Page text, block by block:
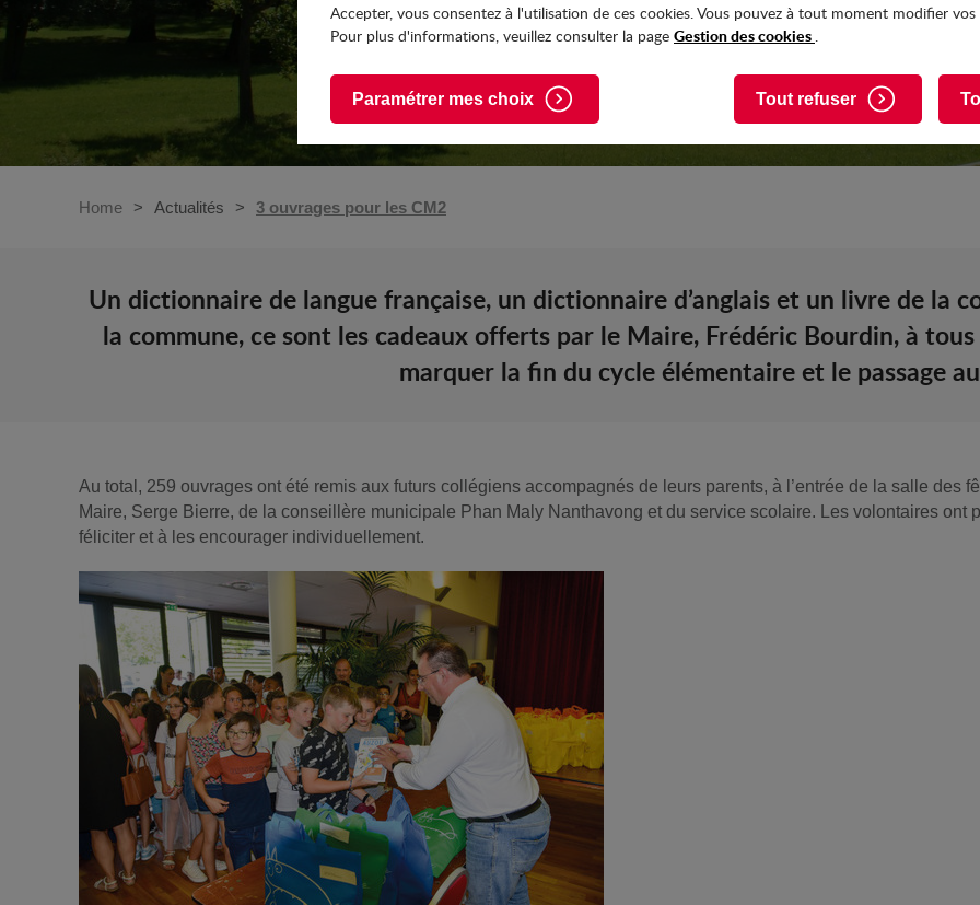
Accepter, vous consentez à l'utilisation de ces cookies. Vous pouvez à tout moment modifier vos
Pour plus d'informations, veuillez consulter la page Gestion des cookies .
Paramétrer mes choix Tout refuser
Home Actualités 3 ouvrages pour les CM2
Un dictionnaire de langue française, un dictionnaire d’anglais et un livre de la
la commune, ce sont les cadeaux offerts par le Maire, Frédéric Bourdin, à
marquer la fin du cycle élémentaire et le passage
Au total, 259 ouvrages ont été remis aux futurs collégiens accompagnés de leurs parents, à l’entrée de la salle des
Maire, Serge Bierre, de la conseillère municipale Phan Maly Nanthavong et du service scolaire. Les volontaires ont
féliciter et à les encourager individuellement.